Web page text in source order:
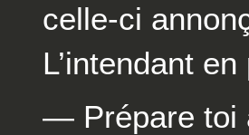
celle-ci
L’intendant
— Prépare toi